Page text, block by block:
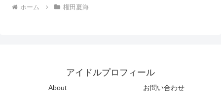
ホーム 権田夏海
アイドルプロフィール
About
お問い合わせ